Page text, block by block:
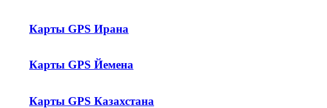
Карты GPS Ирана
Карты GPS Йемена
Карты GPS Казахстана